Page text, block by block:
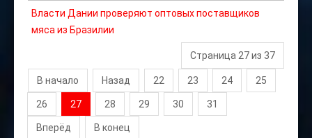
Власти Дании проверяют оптовых поставщиков
мяса из Бразилии
Страница 27 из 37
В начало Назад 22 23 24 25
26 27 28 29 30 31
Вперёд В конец